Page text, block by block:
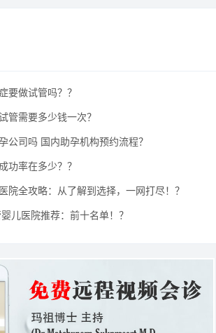
要做试管吗？？
管需要多少钱一次？
公司吗 国内助孕机构预约流程？
功率在多少？？
院全攻略：从了解到选择，一网打尽！？
儿医院推荐：前十名单！？